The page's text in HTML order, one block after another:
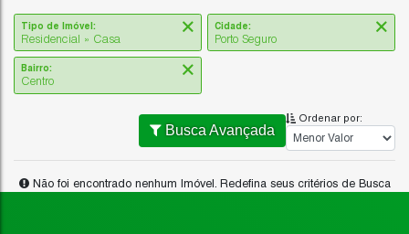
Tipo de Imóvel:
Residencial » Casa
Cidade:
Bairro:
Busca Avançada
Ordenar por: